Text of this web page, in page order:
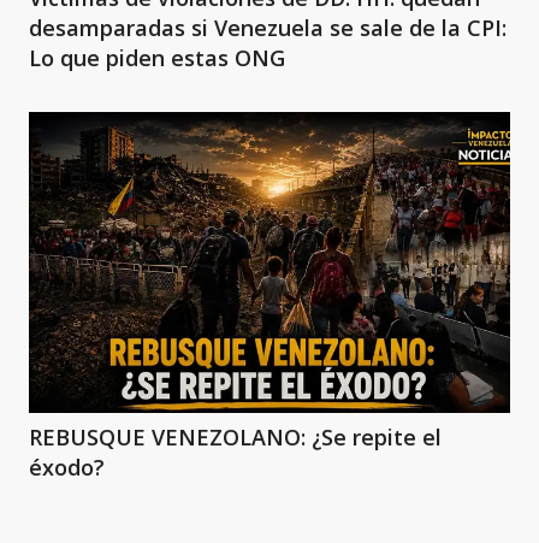
desamparadas si Venezuela se sale de la CPI:
Lo que piden estas ONG
REBUSQUE VENEZOLANO: ¿Se repite el
éxodo?